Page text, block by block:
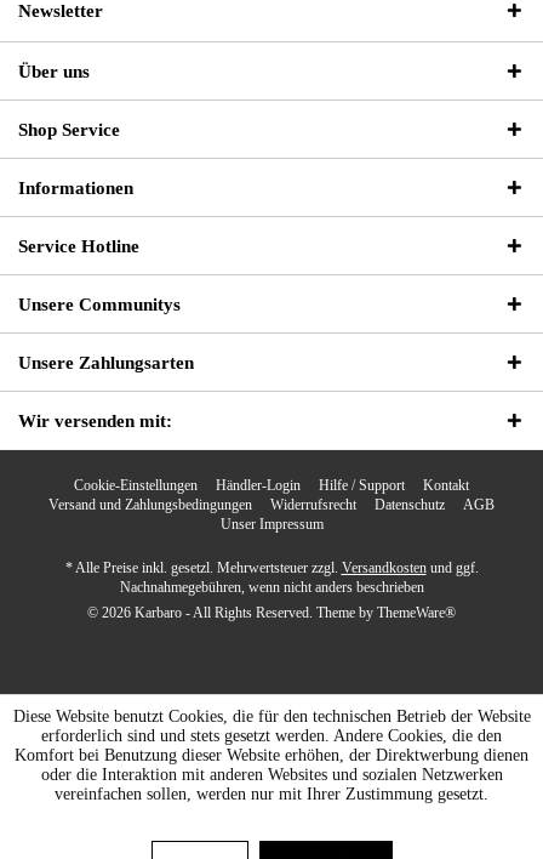
Newsletter
Über uns
Shop Service
Informationen
Service Hotline
Unsere Communitys
Unsere Zahlungsarten
Wir versenden mit:
Cookie-Einstellungen Händler-Login Hilfe / Support
Kontakt
Versand und Zahlungsbedingungen
Widerrufsrecht Datenschutz
AGB
Unser Impressum
* Alle Preise inkl. gesetzl. Mehrwertsteuer zzgl. Versandkostenund ggf.
Nachnahmegebühren, wenn nicht anders beschrieben
© 2026 Karbaro - All Rights Reserved. Theme by ThemeWare®
Diese Website benutzt Cookies, die für den technischen Betrieb der Website
erforderlich sind und stets gesetzt werden. Andere Cookies, die den
Komfort bei Benutzung dieser Website erhöhen, der Direktwerbung dienen
oder die Interaktion mit anderen Websites und sozialen Netzwerken
vereinfachen sollen, werden nur mit Ihrer Zustimmung gesetzt.